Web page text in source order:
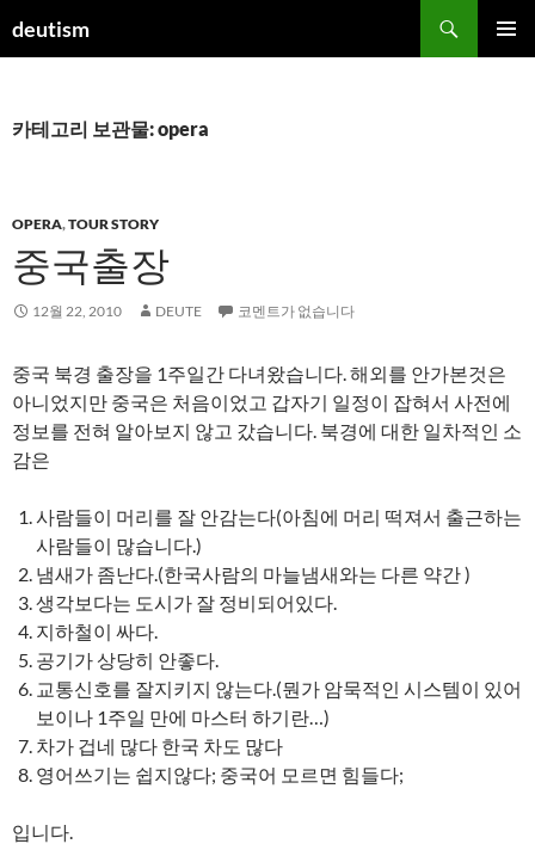
텐
건
deutism
색
카테고리 보관물: opera
OPERA,TOUR STORY
중국출장
12월 22, 2010 DEUTE 코멘트가 없습니다
중국 북경 출장을 1주일간 다녀왔습니다. 해외를 안가본것은
아니었지만 중국은 처음이었고 갑자기 일정이 잡혀서 사전에
정보를 전혀 알아보지 않고 갔습니다. 북경에 대한 일차적인 소
감은
사람들이 머리를 잘 안감는다(아침에 머리 떡져서 출근하는
사람들이 많습니다.)
냄새가 좀난다.(한국사람의 마늘냄새와는 다른 약간 )
생각보다는 도시가 잘 정비되어있다.
지하철이 싸다.
공기가 상당히 안좋다.
교통신호를 잘지키지 않는다.(뭔가 암묵적인 시스템이 있어
보이나 1주일 만에 마스터 하기란…)
차가 겁네 많다 한국 차도 많다
영어쓰기는 쉽지않다; 중국어 모르면 힘들다;
입니다.